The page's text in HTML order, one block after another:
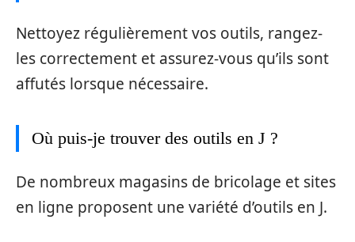
Nettoyez régulièrement vos outils, rangez-
les correctement et assurez-vous qu’ils sont
affutés lorsque nécessaire.
Où puis-je trouver des outils en J ?
De nombreux magasins de bricolage et sites
en ligne proposent une variété d’outils en J.